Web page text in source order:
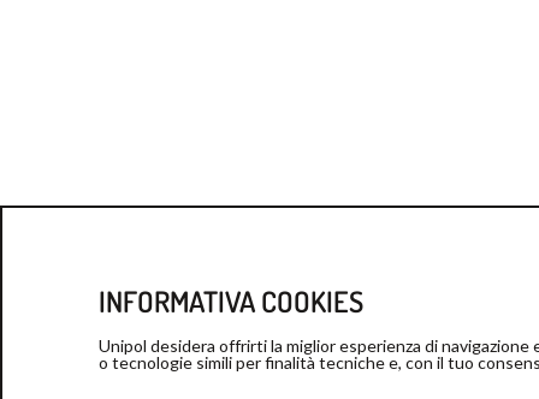
INFORMATIVA COOKIES
Unipol desidera offrirti la miglior esperienza di
o tecnologie simili per finalità tecniche e, con il tuo